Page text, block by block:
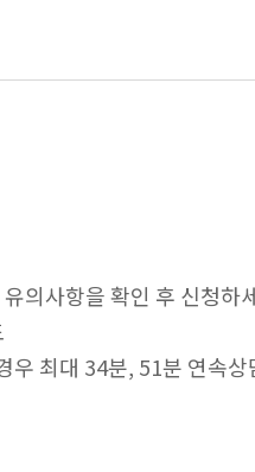
의사항을 확인 후 신청하
우 최대 34분, 51분 연속